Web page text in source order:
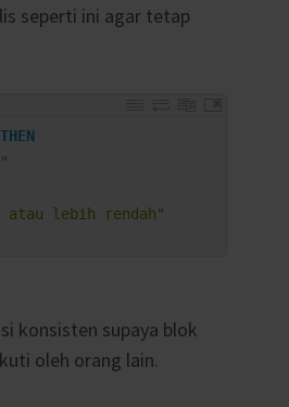
seperti ini agar tetap
THEN
atau lebih rendah"
konsisten supaya blok
oleh orang lain.